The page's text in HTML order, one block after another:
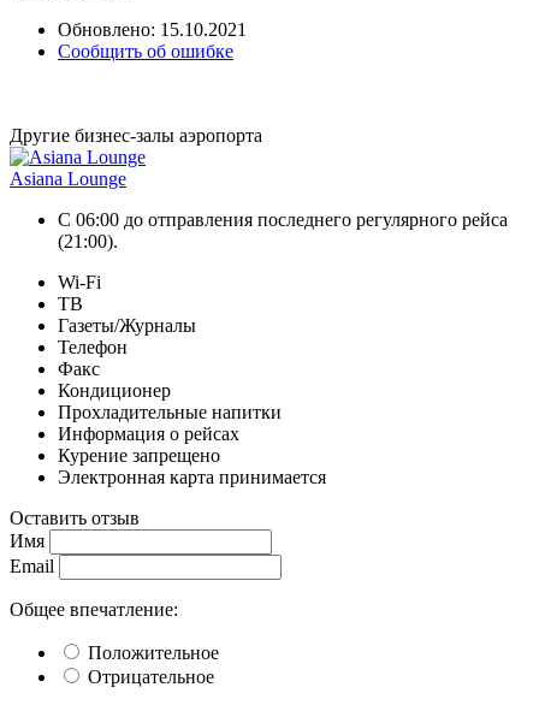
Обновлено: 15.10.2021
Сообщить об ошибке
Другие бизнес-залы аэропорта
Asiana Lounge
С 06:00 до отправления последнего регулярного рейса
(21:00).
Wi-Fi
ТВ
Газеты/Журналы
Телефон
Факс
Кондиционер
Прохладительные напитки
Информация о рейсах
Курение запрещено
Электронная карта принимается
Оставить отзыв
Имя
Email
Общее впечатление:
Положительное
Отрицательное